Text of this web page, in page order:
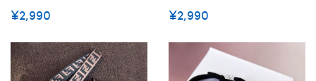
ー 女性用 結び目 ヘア フー
ド デニム 結び目 ヘッドバン
ド 結び目 ヘア フープ ヘッ
ド
¥2,990
ブランドヘアカチューシャ
ンハイブランド
¥2,990